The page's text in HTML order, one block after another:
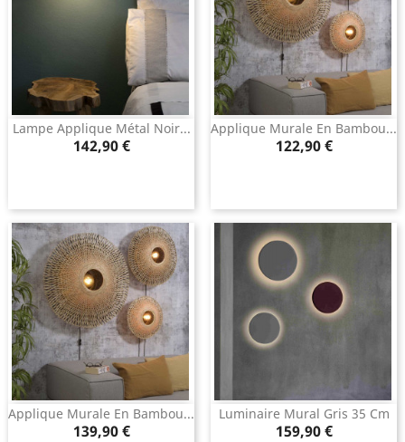
Lampe Applique Métal Noir...
Prix
142,90 €
Applique Murale En Bambou...
Prix
122,90 €
Applique Murale En Bambou...
Prix
139,90 €
Luminaire Mural Gris 35 Cm
Prix
159,90 €